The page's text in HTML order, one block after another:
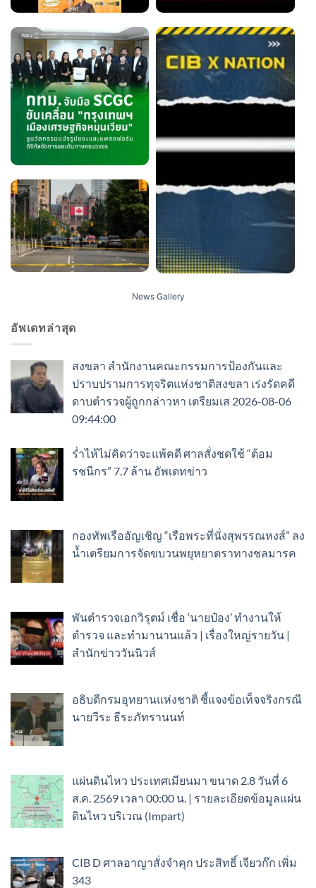
News Gallery
อัพเดทล่าสุด
สงขลา สำนักงานคณะกรรมการป้องกันและ
ปราบปรามการทุจริตแห่งชาติสงขลา เร่งรัดคดี
ดาบตำรวจผู้ถูกกล่าวหา เตรียมเส 2026-08-06
09:44:00
ร่ำไห้ไม่คิดว่าจะแพ้คดี ศาลสั่งชดใช้ “ต้อม
รชนีกร” 7.7 ล้าน อัพเดทข่าว
กองทัพเรืออัญเชิญ “เรือพระที่นั่งสุพรรณหงส์” ลง
น้ำเตรียมการจัดขบวนพยุหยาตราทางชลมารค
พันตำรวจเอกวิรุตม์ เชื่อ ‘นายป๋อง’ ทำงานให้
ตำรวจ และทำมานานแล้ว | เรื่องใหญ่รายวัน |
สำนักข่าววันนิวส์
อธิบดีกรมอุทยานแห่งชาติ ชี้แจงข้อเท็จจริงกรณี
นายวีระ ธีระภัทรานนท์
แผ่นดินไหว ประเทศเมียนมา ขนาด 2.8 วันที่ 6
ส.ค. 2569 เวลา 00:00 น. | รายละเอียดข้อมูลแผ่น
ดินไหว บริเวณ (Impart)
CIB D ศาลอาญาสั่งจำคุก ประสิทธิ์ เจียวก๊ก เพิ่ม
343